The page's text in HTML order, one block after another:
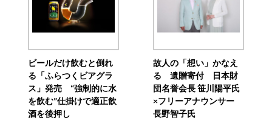
ビールだけ飲むと倒れ
る「ふらつくビアグラ
ス」発売 “強制的に水
を飲む”仕掛けで適正飲
酒を後押し
故人の「想い」かなえ
る 遺贈寄付 日本財
団名誉会長 笹川陽平氏
×フリーアナウンサー
長野智子氏